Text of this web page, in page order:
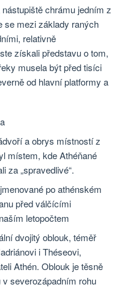
chrámu jedním z
se mezi základy raných
relativně
získali představu o tom,
musela být před tisíci
od hlavní platformy a
a obrys místností z
místem, kde Athéňané
za „spravedlivé“.
po athénském
před válčícími
letopočtem
dvojitý oblouk, téměř
i Théseovi,
Athén. Oblouk je těsně
severozápadním rohu